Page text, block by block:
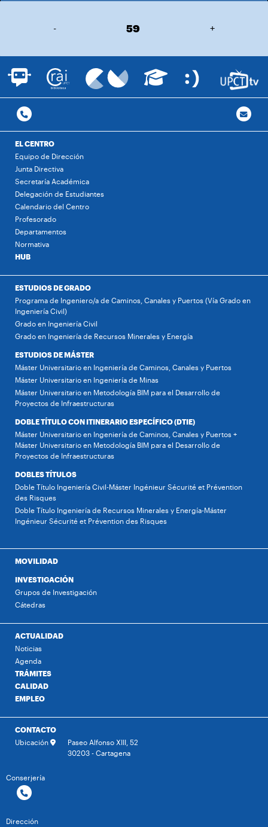
- 59 +
EL CENTRO
Equipo de Dirección
Junta Directiva
Secretaría Académica
Delegación de Estudiantes
Calendario del Centro
Profesorado
Departamentos
Normativa
HUB
ESTUDIOS DE GRADO
Programa de Ingeniero/a de Caminos, Canales y Puertos (Vía Grado en
Ingeniería Civil)
Grado en Ingeniería Civil
Grado en Ingeniería de Recursos Minerales y Energía
ESTUDIOS DE MÁSTER
Máster Universitario en Ingeniería de Caminos, Canales y Puertos
Máster Universitario en Ingeniería de Minas
Máster Universitario en Metodología BIM para el Desarrollo de
Proyectos de Infraestructuras
DOBLE TÍTULO CON ITINERARIO ESPECÍFICO (DTIE)
Máster Universitario en Ingeniería de Caminos, Canales y Puertos +
Máster Universitario en Metodología BIM para el Desarrollo de
Proyectos de Infraestructuras
DOBLES TÍTULOS
Doble Título Ingeniería Civil-Máster Ingénieur Sécurité et Prévention
des Risques
Doble Título Ingeniería de Recursos Minerales y Energía-Máster
Ingénieur Sécurité et Prévention des Risques
MOVILIDAD
INVESTIGACIÓN
Grupos de Investigación
Cátedras
ACTUALIDAD
Noticias
Agenda
TRÁMITES
CALIDAD
EMPLEO
CONTACTO
Ubicación
Paseo Alfonso XIII, 52
30203 - Cartagena
Conserjería
Dirección